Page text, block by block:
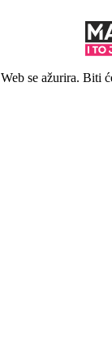
Web se ažurira. Biti